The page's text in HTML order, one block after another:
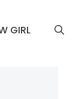
GIRL